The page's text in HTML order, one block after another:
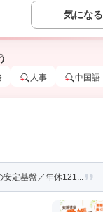
気になる
人事 中国語
安定基盤／年休121...